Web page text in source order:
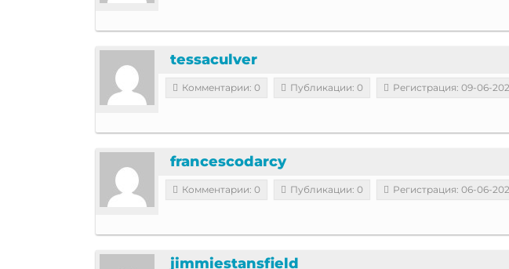
tessaculver
Комментарии: 0 Публикации: 0 Регистрация: 09-06-
francescodarcy
Комментарии: 0 Публикации: 0 Регистрация: 06-06-
jimmiestansfield